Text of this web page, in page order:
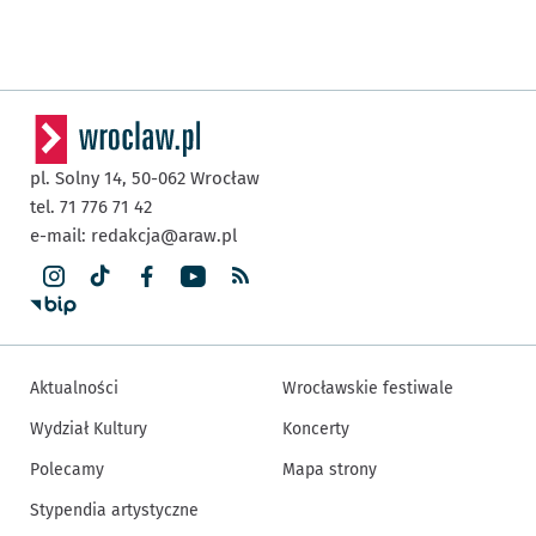
pl. Solny 14, 50-062 Wrocław
tel. 71 776 71 42
e-mail: redakcja@araw.pl
Aktualności
Wydział Kultury
Polecamy
Stypendia artystyczne
Wrocławskie festiwale
Koncerty
Mapa strony